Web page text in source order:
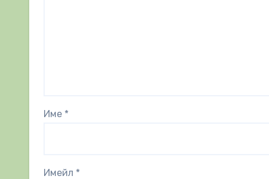
Име *
Имейл *